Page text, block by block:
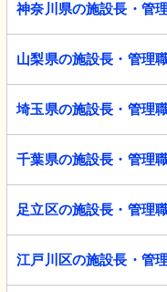
神奈川県の施設長・管
山梨県の施設長・管理
埼玉県の施設長・管理
千葉県の施設長・管理
足立区の施設長・管理
江戸川区の施設長・管